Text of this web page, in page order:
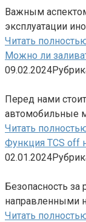
Важным
эксплуатации
Читать
Можно ли
09.02.2024
Перед нами
автомобильные
Читать
Функция TCS off
02.01.2024
Безопасность
направленными
Читать